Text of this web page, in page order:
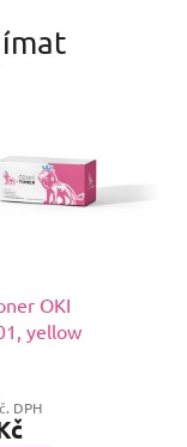
OKI
yellow
DPH